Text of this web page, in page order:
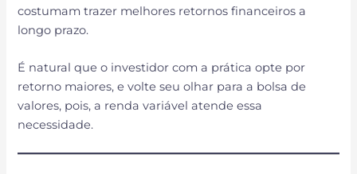
costumam trazer melhores retornos financeiros a
longo prazo.
É natural que o investidor com a prática opte por
retorno maiores, e volte seu olhar para a bolsa de
valores, pois, a renda variável atende essa
necessidade.